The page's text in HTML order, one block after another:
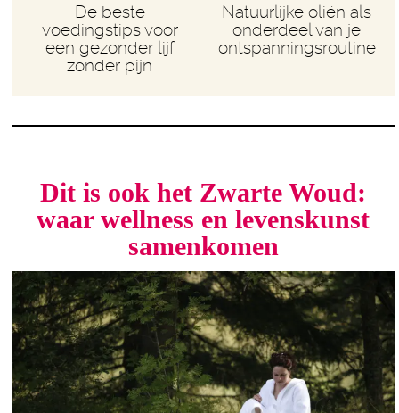
De beste
voedingstips voor
een gezonder lijf
zonder pijn
Natuurlijke oliën als
onderdeel van je
ontspanningsroutine
Dit is ook het Zwarte Woud:
waar wellness en levenskunst
samenkomen